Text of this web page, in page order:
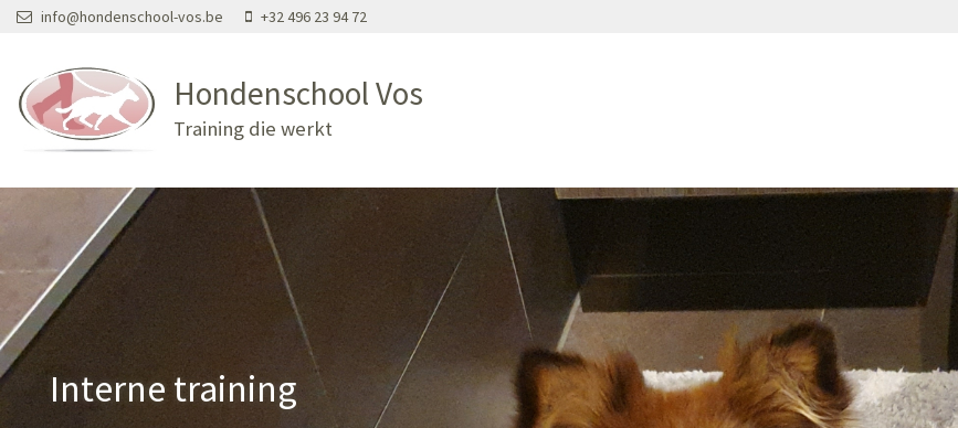
Overslaan en naar de inhoud gaan
info@hondenschool-vos.be +32 496 23 94 72
Hondenschool Vos
Training die werkt
Interne training